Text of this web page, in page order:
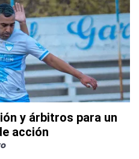
y árbitros para un
acción